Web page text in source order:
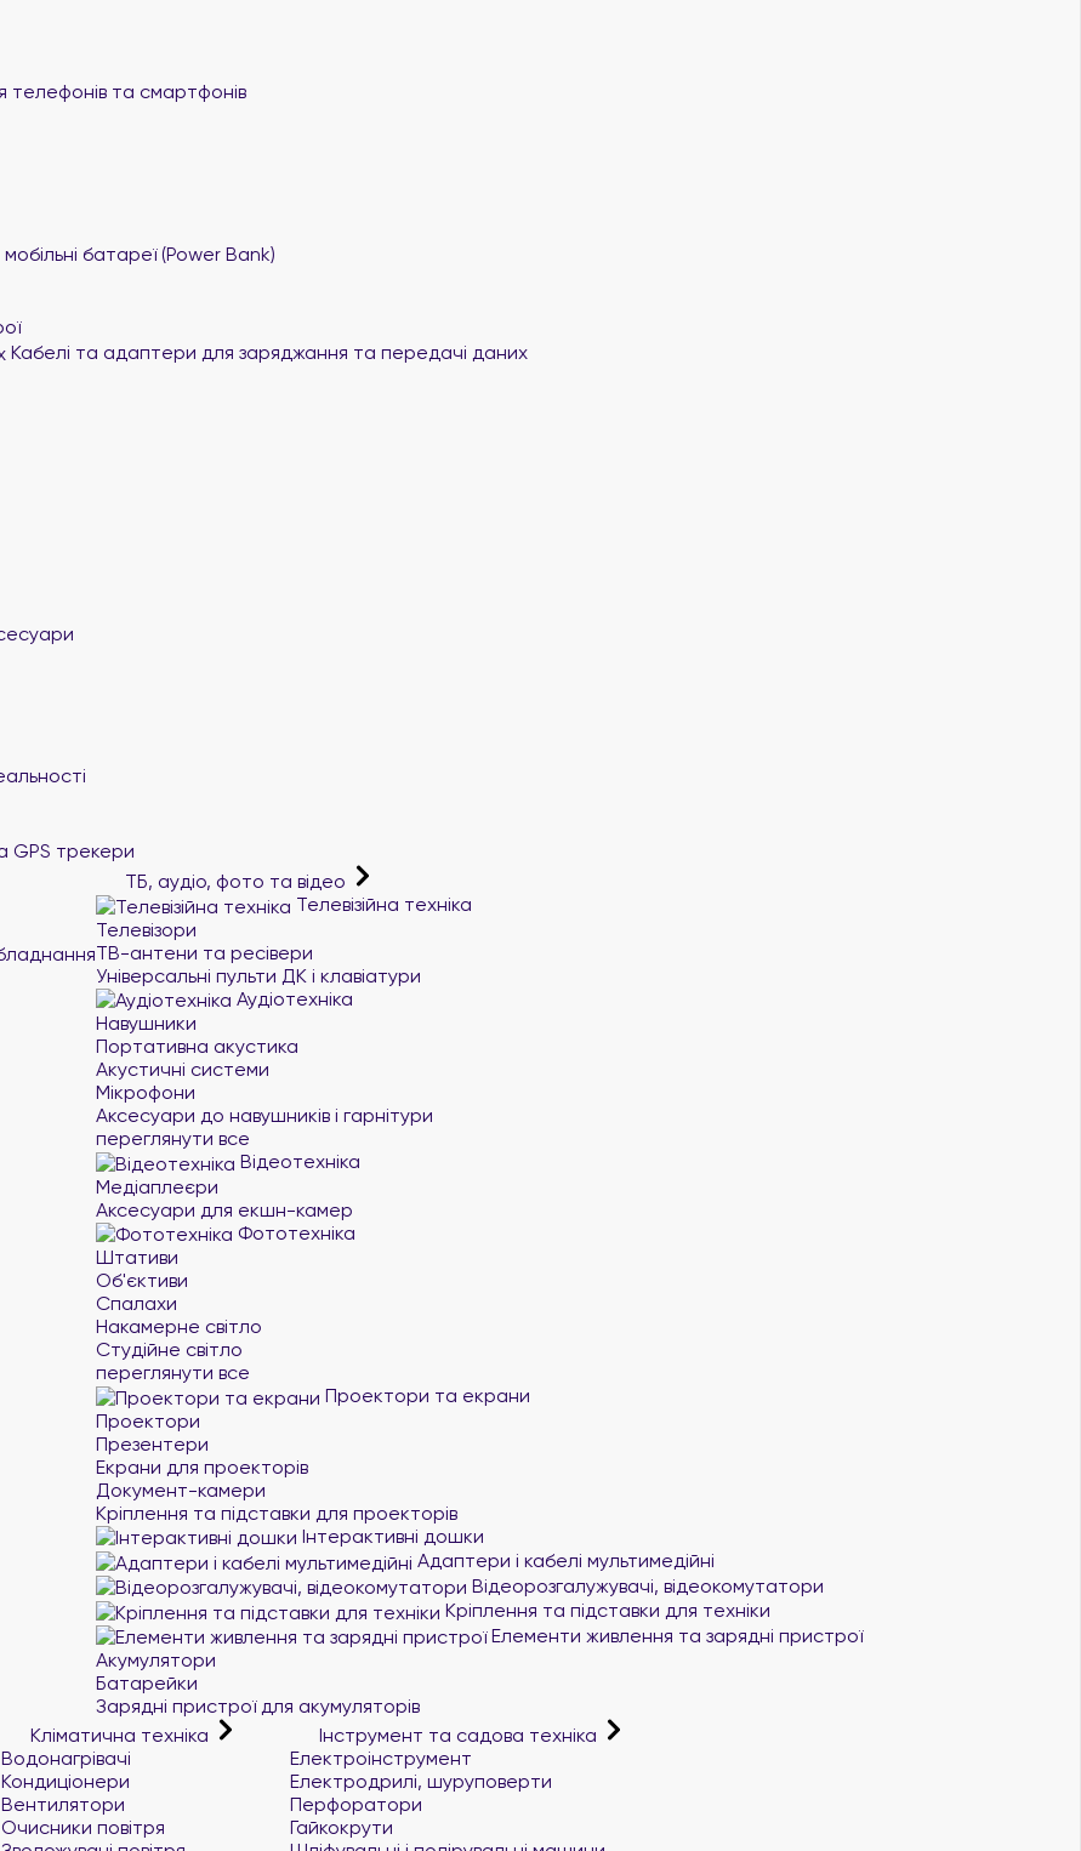
телефонів та смартфонів
мобільні батареї (Power Bank)
Кабелі та адаптери для заряджання та передачі даних
GPS трекери
ТБ, аудіо, фото та відео
Телевізійна техніка
Телевізори
ТВ-антени та ресівери
Універсальні пульти ДК і клавіатури
Аудіотехніка
Навушники
Портативна акустика
Акустичні системи
Мікрофони
Аксесуари до навушників і гарнітури
переглянути все
Відеотехніка
Медіаплеєри
Аксесуари для екшн-камер
Фототехніка
Штативи
Об'єктиви
Спалахи
Накамерне світло
Студійне світло
переглянути все
Проектори та екрани
Проектори
Презентери
Екрани для проекторів
Документ-камери
Кріплення та підставки для проекторів
Інтерактивні дошки
Адаптери і кабелі мультимедійні
Відеорозгалужувачі, відеокомутатори
Кріплення та підставки для техніки
Елементи живлення та зарядні пристрої
Акумулятори
Батарейки
Зарядні пристрої для акумуляторів
Кліматична техніка
Водонагрівачі
Кондиціонери
Вентилятори
Очисники повітря
Інструмент та садова техніка
Електроінструмент
Електродрилі, шуруповерти
Перфоратори
Гайкокрути